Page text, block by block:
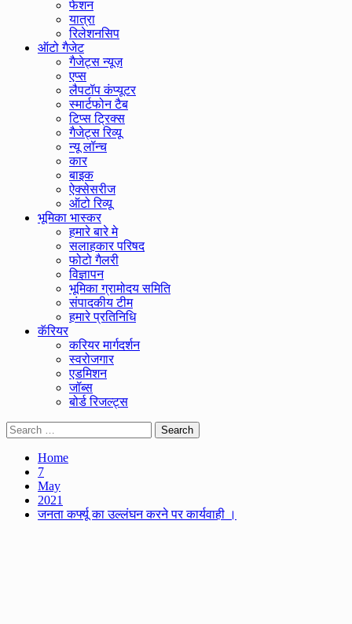
फेशन
यात्रा
रिलेशनसिप
ऑटो गैजेट
गैजेट्स न्यूज़
एप्स
लैपटॉप कंप्यूटर
स्मार्टफोन टैब
टिप्स ट्रिक्स
गैजेट्स रिव्यू
न्यू लॉन्च
कार
बाइक
ऐक्सेसरीज
ऑटो रिव्यू
भूमिका भास्कर
हमारे बारे मे
सलाहकार परिषद
फोटो गैलरी
विज्ञापन
भूमिका ग्रामोदय समिति
संपादकीय टीम
हमारे प्रतिनिधि
कॅरियर
करियर मार्गदर्शन
स्वरोजगार
एडमिशन
जॉब्स
बोर्ड रिजल्ट्स
Search
for:
Home
7
May
2021
जनता कर्फ्यू का उल्लंघन करने पर कार्यवाही ।